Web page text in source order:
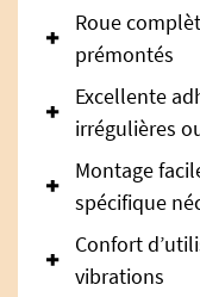
Roue
prémontés
Excellente
irrégulières
Montage
spécifique
Confort
vibrations